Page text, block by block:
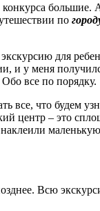
конкурса
по
для
и у меня
все по порядку.
все, что будем
центр – это
Всю